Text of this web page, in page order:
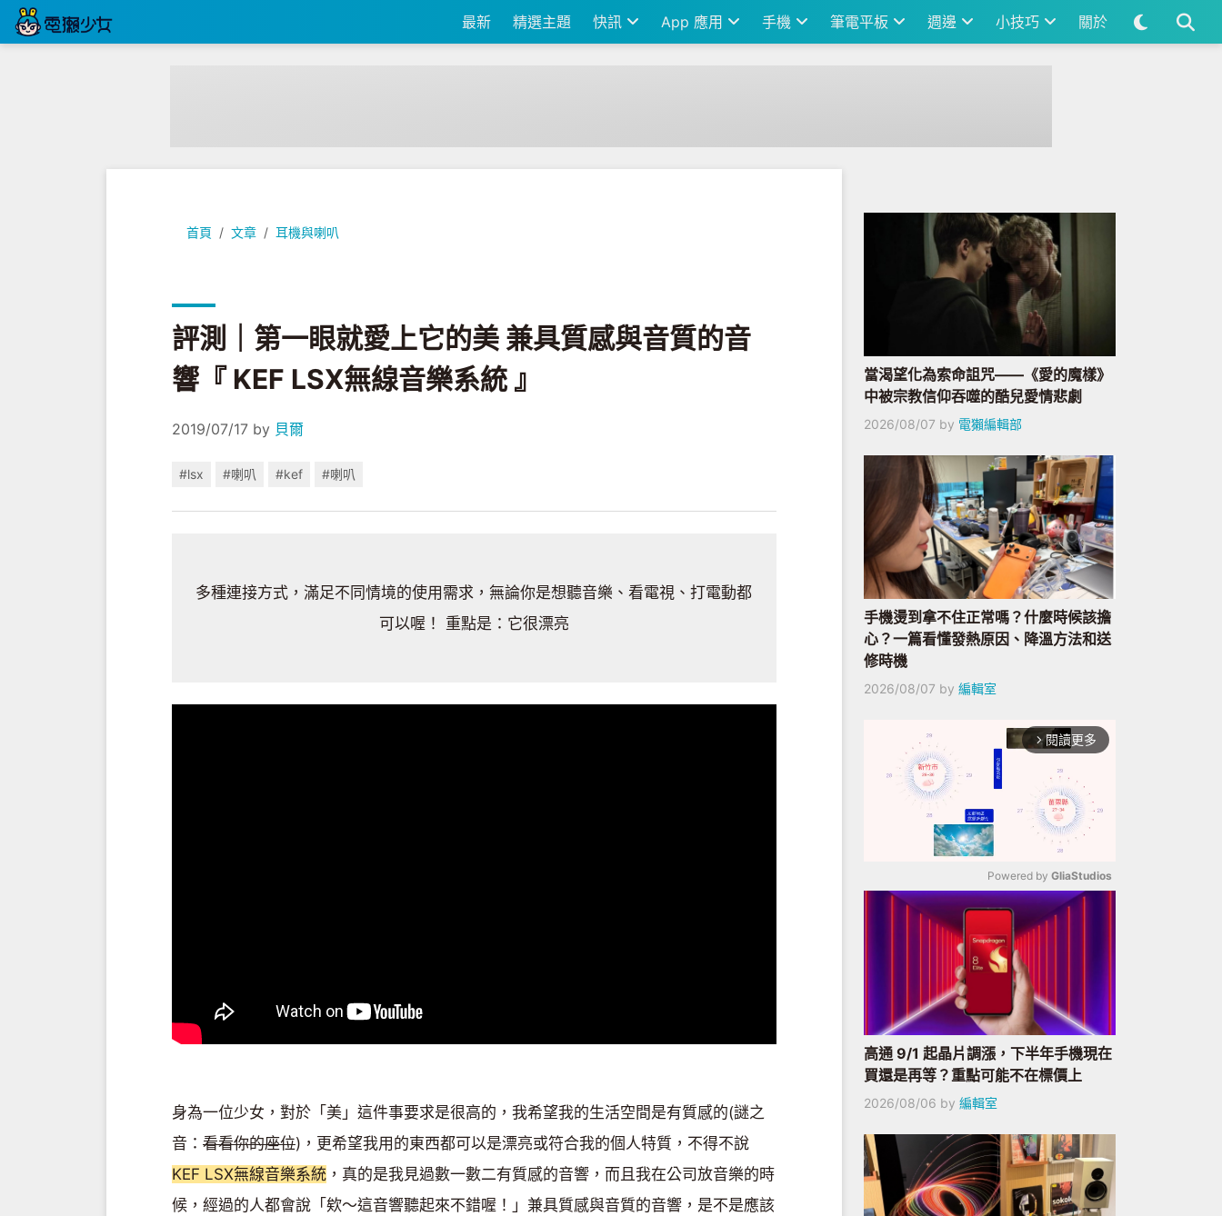
最新 精選主題 快訊 App 應用 手機 筆電平板 週邊 小技巧 關於
首頁 文章 耳機與喇叭
評測｜第一眼就愛上它的美 兼具質感與音質的音響『 KEF LSX無線音樂系統 』
評測｜第一眼就愛上它的美 兼具質感與音質的音
響『 KEF LSX無線音樂系統 』
2019/07/17 by 貝爾
#lsx #喇叭 #kef #喇叭
多種連接方式，滿足不同情境的使用需求，無論你是想聽音樂、看電視、打電動都
可以喔！ 重點是：它很漂亮
身為一位少女，對於「美」這件事要求是很高的，我希望我的生活空間是有質感的(謎之
音： 看看你的座位)，更希望我用的東西都可以是漂亮或符合我的個人特質，不得不說
KEF LSX無線音樂系統 ，真的是我見過數一數二有質感的音響，而且我在公司放音樂的時
候，經過的人都會說「欸～這音響聽起來不錯喔！」兼具質感與音質的音響，是不是應該
當渴望化為索命詛咒——《愛的魔樣》
中被宗教信仰吞噬的酷兒愛情悲劇
2026/08/07 by 電獺編輯部
手機燙到拿不住正常嗎？什麼時候該擔
心？一篇看懂發熱原因、降溫方法和送
修時機
2026/08/07 by 編輯室
arrow_forward_ios 閱讀更多
Mute
Powered by GliaStudios
高通 9/1 起晶片調漲，下半年手機現在
買還是再等？重點可能不在標價上
2026/08/06 by 編輯室